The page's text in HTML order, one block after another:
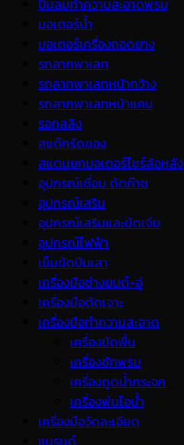
ปืนลมทำความสะอาดพรม
มอเตอร์น้ำ
มอเตอร์เครื่องถอดยาง
รถลากพาเลท
รถลากพาเลทหน้ากว้าง
รถลากพาเลทหน้าแคบ
รอกสลิง
สแต๊กรัดของ
สแตนยกมอเตอร์ไซร์ล้อหลัง
อุปกรณ์เชื่อม ตัดก๊าซ
อุปกรณ์เสริม
อุปกรณ์เสริมและขัดเจีย
อุปกรณ์ไฟฟ้า
เข็มขัดปีนเสา
เครื่องมือช่างยนต์-อู่
เครื่องมือตัดเจาะ
เครื่องมือทำความสะอาด
เครื่องขัดพื้น
เครื่องซักพรม
เครื่องดูดน้ำกระจก
เครื่องพ่นไอน้ำ
เครื่องมือวัดละเอียด
แบรนด์